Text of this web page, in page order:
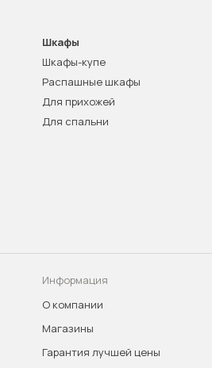
Шкафы
Шкафы-купе
Распашные шкафы
Для прихожей
Для спальни
Информация
О компании
Магазины
Гарантия лучшей цены